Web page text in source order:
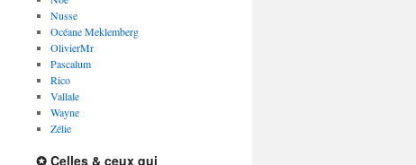
Nusse
Océane Meklemberg
OlivierMr
Pascalum
Rico
Vallale
Wayne
Zélie
✪ Celles & ceux qui